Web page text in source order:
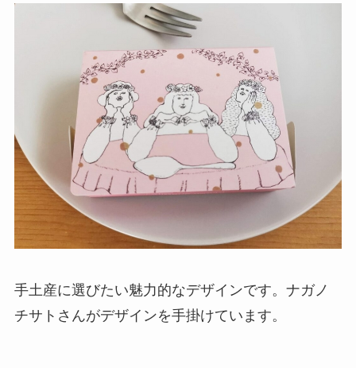
手土産に選びたい魅力的なデザインです。ナガノ
チサトさんがデザインを手掛けています。